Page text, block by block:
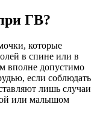
ГВ?
которые
в спине или в
вполне допустимо
если соблюдать
лишь случаи
или малышом